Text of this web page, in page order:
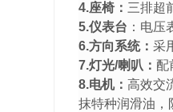
4.座椅： 三排超
5.仪表台 ：电
6.方向系统： 采
7.灯光/喇叭： 配
8.电机： 高效交
抹特种润滑油，